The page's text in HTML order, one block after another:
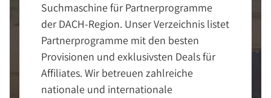
Suchmaschine für Partnerprogramme
der DACH-Region. Unser Verzeichnis listet
Partnerprogramme mit den besten
Provisionen und exklusivsten Deals für
Affiliates. Wir betreuen zahlreiche
nationale und internationale